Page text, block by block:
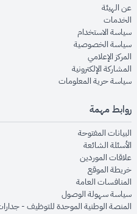
عن الهيئةopens in new window
الخدماتopens in new window
سياسة الاستخدامopens in new window
سياسة الخصوصيةin new window
المركز الإعلاميopens in new window
المشاركة الإلكترونيةin new window
سياسة حرية المعلوماتin new window
روابط مهمة
البيانات المفتوحةopens in new window
الأسئلة الشائعةopens in new window
علاقات الموردينopens in new window
خريطة الموقعopens in new window
المنافسات العامةopens in new window
سياسة سهولة الوصولin new window
المنصة الوطنية الموحدة للتوظيف -